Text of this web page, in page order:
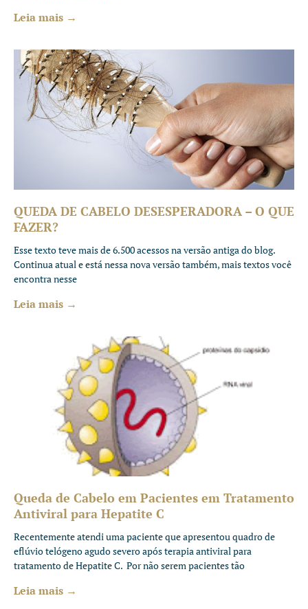
Leia mais →
QUEDA DE CABELO DESESPERADORA – O QUE
FAZER?
Esse texto teve mais de 6.500 acessos na versão antiga do blog.
Continua atual e está nessa nova versão também, mais textos você
encontra nesse
Leia mais →
Queda de Cabelo em Pacientes em Tratamento
Antiviral para Hepatite C
Recentemente atendi uma paciente que apresentou quadro de
eflúvio telógeno agudo severo após terapia antiviral para
tratamento de Hepatite C. Por não serem pacientes tão
Leia mais →